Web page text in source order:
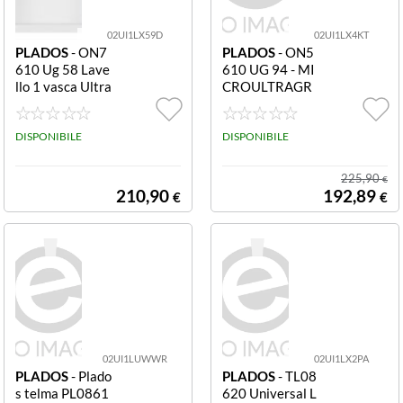
02UI1LX59D
PLADOS- ON7
610 Ug 58 Lave
llo 1 vasca Ultra
granit 76 x 50 c
m Bianco Latte
ON7610 UG 58
latte
DISPONIBILE
210,90 €
02UI1LX4KT
PLADOS- ON5
610 UG 94 - MI
CROULTRAGR
ANIT One Lavel
lo 1 vasca cm. 5
6x50 - Avena
DISPONIBILE
225,90€
192,89 €
02UI1LUWWR
PLADOS- Plado
s telma PL0861
02UI1LX2PA
PLADOS- TL08
620 Universal L